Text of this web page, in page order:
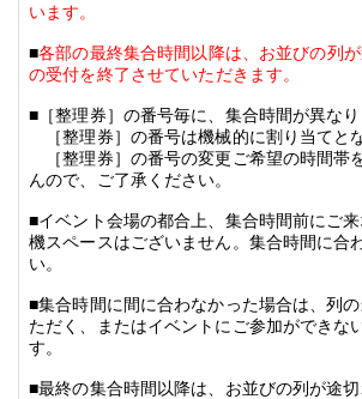
います。
■各部の最終集合時間以降は、お並びの列
の受付を終了させていただきます。
■ ［整理券］の番号毎に、集合時間が異なり
［整理券］の番号は機械的に割り当てと
［整理券］の番号の変更ご希望の時間帯
んので、ご了承ください。
■イベント会場の都合上、集合時間前にご
機スペースはございません。集合時間に合
い。
■集合時間に間に合わなかった場合は、列
ただく、またはイベントにご参加ができな
す。
■最終の集合時間以降は、お並びの列が途